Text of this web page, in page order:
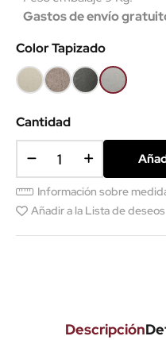
Gastos de envío
Color Tapizado
BeigeTaupeGris
oscuro
Gris
claro
Cantidad
Información sobre
Añadir a la Lista de deseos
Descripción